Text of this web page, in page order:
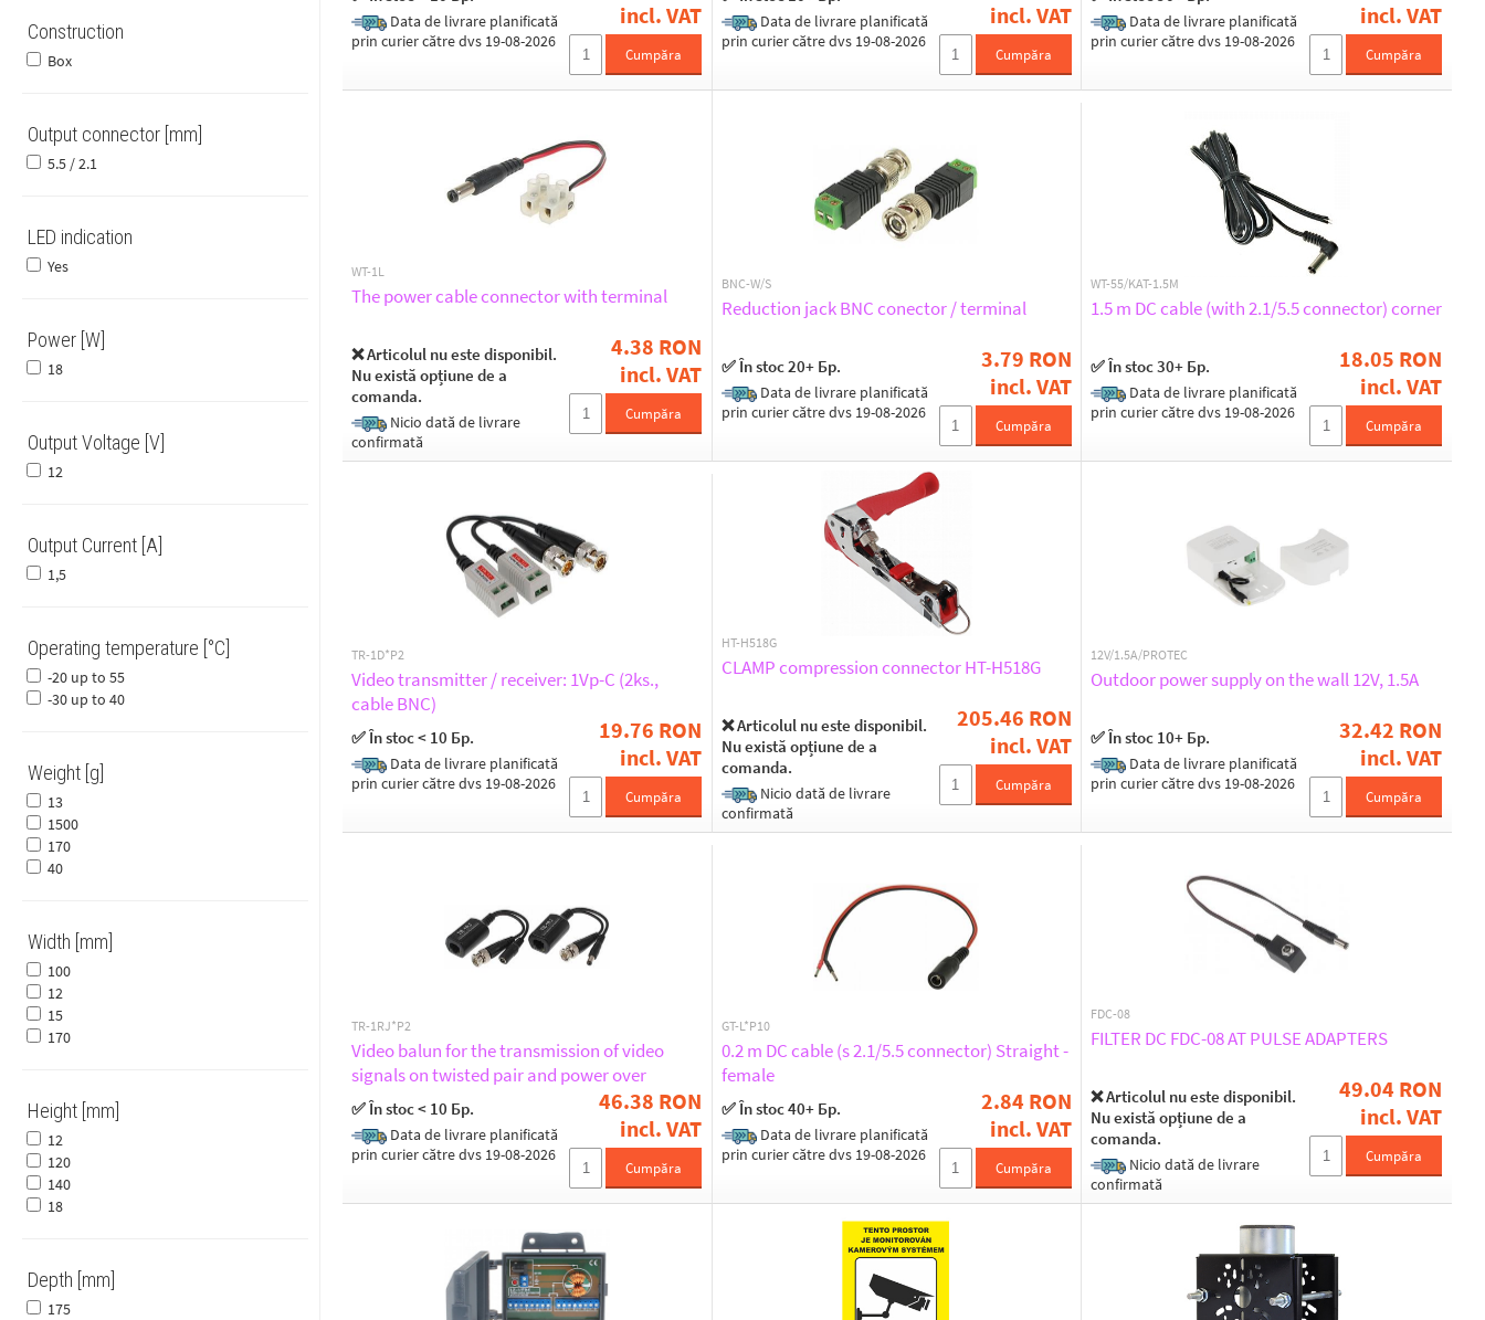
Construction
Box
Output connector [mm]
5.5 / 2.1
LED indication
Yes
Power [W]
18
Output Voltage [V]
12
Output Current [A]
1,5
Operating temperature [°C]
-20 up to 55
-30 up to 40
Weight [g]
13
1500
170
40
Width [mm]
100
12
15
170
Height [mm]
12
120
140
18
Depth [mm]
175
Data de livrare planificată
prin curier către dvs 19-08-2026
incl. VAT
Cumpăra
Data de livrare planificată
prin curier către dvs 19-08-2026
incl. VAT
Cumpăra
Data de livrare planificată
prin curier către dvs 19-08-2026
incl. VAT
Cumpăra
WT-1L
The power cable connector with terminal
❌ Articolul nu este disponibil.
Nu există opțiune de a
comanda.
Nicio dată de livrare
confirmată
4.38 RON
incl. VAT
Cumpăra
BNC-W/S
Reduction jack BNC conector / terminal
✅ În stoc 20+ Бр.
Data de livrare planificată
prin curier către dvs 19-08-2026
3.79 RON
incl. VAT
Cumpăra
WT-55/KAT-1.5M
1.5 m DC cable (with 2.1/5.5 connector) corner
✅ În stoc 30+ Бр.
Data de livrare planificată
prin curier către dvs 19-08-2026
18.05 RON
incl. VAT
Cumpăra
TR-1D*P2
Video transmitter / receiver: 1Vp-C (2ks.,
cable BNC)
✅ În stoc < 10 Бр.
Data de livrare planificată
prin curier către dvs 19-08-2026
19.76 RON
incl. VAT
Cumpăra
HT-H518G
CLAMP compression connector HT-H518G
❌ Articolul nu este disponibil.
Nu există opțiune de a
comanda.
Nicio dată de livrare
confirmată
205.46 RON
incl. VAT
Cumpăra
12V/1.5A/PROTEC
Outdoor power supply on the wall 12V, 1.5A
✅ În stoc 10+ Бр.
Data de livrare planificată
prin curier către dvs 19-08-2026
32.42 RON
incl. VAT
Cumpăra
TR-1RJ*P2
Video balun for the transmission of video
signals on twisted pair and power over
twisted pair (UTP, FTP).
✅ În stoc < 10 Бр.
Data de livrare planificată
prin curier către dvs 19-08-2026
46.38 RON
incl. VAT
Cumpăra
GT-L*P10
0.2 m DC cable (s 2.1/5.5 connector) Straight -
female
✅ În stoc 40+ Бр.
Data de livrare planificată
prin curier către dvs 19-08-2026
2.84 RON
incl. VAT
Cumpăra
FDC-08
FILTER DC FDC-08 AT PULSE ADAPTERS
❌ Articolul nu este disponibil.
Nu există opțiune de a
comanda.
Nicio dată de livrare
confirmată
49.04 RON
incl. VAT
Cumpăra